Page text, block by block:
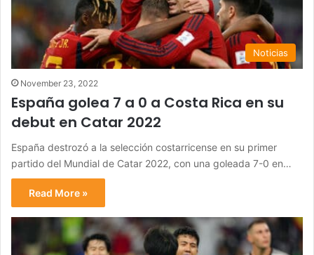
Noticias
November 23, 2022
España golea 7 a 0 a Costa Rica en su
debut en Catar 2022
España destrozó a la selección costarricense en su primer
partido del Mundial de Catar 2022, con una goleada 7-0 en…
Read More »